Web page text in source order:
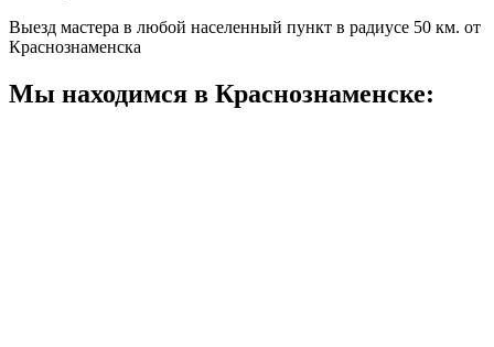
Выезд мастера в любой населенный пункт в радиусе 50 км. от
Краснознаменска
Мы находимся в Краснознаменске: